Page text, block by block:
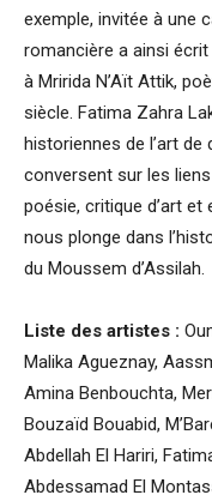
exemple, invitée à une
romancière a ainsi
à Mririda N’Aït Attik,
siècle. Fatima Zahra
historiennes de l’art
conversent sur les
poésie, critique d’art et
nous plonge dans
du Moussem d’Assilah.
Liste des artistes :
Malika Agueznay,
Amina Benbouchta,
Bouzaïd Bouabid,
Abdellah El Hariri,
Abdessamad El